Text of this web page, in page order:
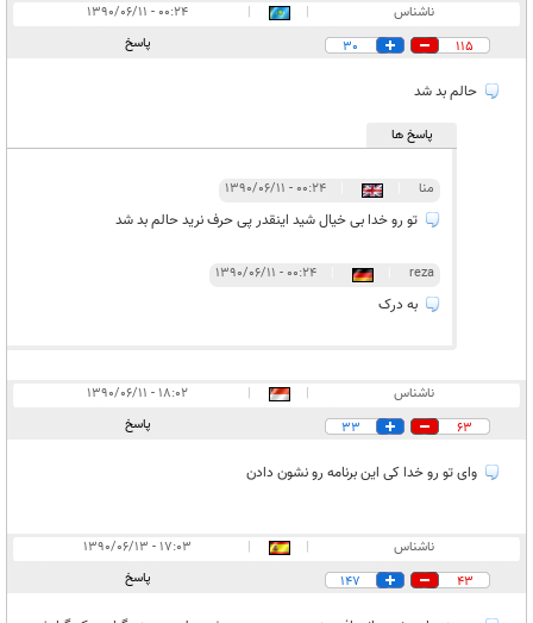
ناشناس |
|
۰۰:۲۴ - ۱۳۹۰/۰۶/۱۱
115
30 پاسخ
حالم بد شد
پاسخ ها
منا ۰۰:۲۴ - ۱۳۹۰/۰۶/۱۱
تو رو خدا بی خیال شید اینقدر پی حرف نرید حالم بد شد
reza ۰۰:۲۴ - ۱۳۹۰/۰۶/۱۱
به درک
ناشناس |
|
۱۸:۰۲ - ۱۳۹۰/۰۶/۱۱
63
33 پاسخ
وای تو رو خدا کی این برنامه رو نشون دادن
ناشناس |
|
۱۷:۰۳ - ۱۳۹۰/۰۶/۱۳
43
147 پاسخ